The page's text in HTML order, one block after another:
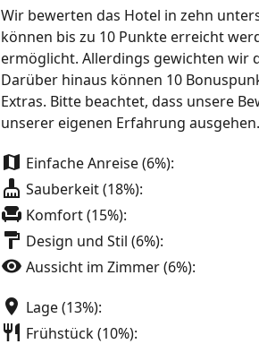
Wir bewerten das Hotel in zehn
können bis zu 10 Punkte erreicht
ermöglicht. Allerdings gewichten wir
Darüber hinaus können 10
Extras. Bitte beachtet, dass unsere
unserer eigenen Erfahrung ausgehen.
map Einfache Anreise (6%):
cleaning_services Sauberkeit (18%):
chair Komfort (15%):
format_paint Design und Stil (6%):
visibility Aussicht im Zimmer (6%):
location_on Lage (13%):
restaurant Frühstück (10%):